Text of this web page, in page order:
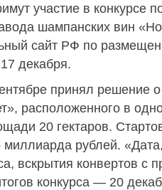
участие в конкурсе
шампанских вин
сайт РФ по
декабря.
принял решение
расположенного в
20 гектаров.
рублей.
вскрытия конвертов с
конкурса — 20